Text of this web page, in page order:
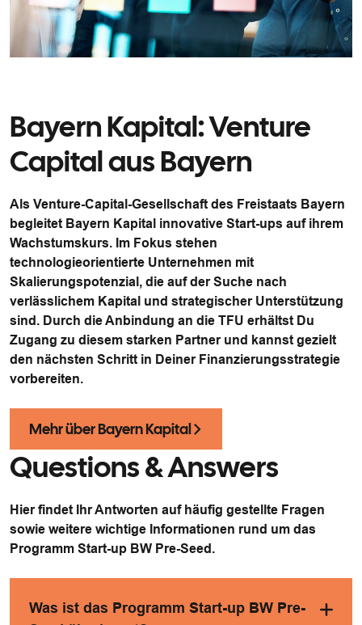
Bayern Kapital: Venture
Capital aus Bayern
Als Venture-Capital-Gesellschaft des Freistaats Bayern
begleitet Bayern Kapital innovative Start-ups auf ihrem
Wachstumskurs. Im Fokus stehen
technologieorientierte Unternehmen mit
Skalierungspotenzial, die auf der Suche nach
verlässlichem Kapital und strategischer Unterstützung
sind. Durch die Anbindung an die TFU erhältst Du
Zugang zu diesem starken Partner und kannst gezielt
den nächsten Schritt in Deiner Finanzierungsstrategie
vorbereiten.
Mehr über Bayern Kapital
Questions & Answers
Hier findet Ihr Antworten auf häufig gestellte Fragen
sowie weitere wichtige Informationen rund um das
Programm Start-up BW Pre-Seed.
Was ist das Programm Start-up BW Pre-